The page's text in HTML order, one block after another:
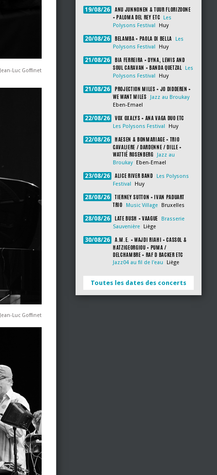
Luc Goffinet
Luc Goffinet
19/08/26
ANU JUNNONEN & TUUR FLORIZOONE
+ PALOMA DEL REY ETC
Les
Polysons Festival
Huy
20/08/26 BELAMBA + PAOLA DI BELLA
Les
Polysons Festival
Huy
21/08/26
BIA FERREIRA + DYNA, LEWIS AND
SOUL CARAVAN + BANDA QUETZAL
Les
Polysons Festival
Huy
21/08/26
PROJECTION MILES + JO DIDDEREN +
WE WANT MILES
Jazz au Broukay
Eben-Emael
22/08/26 VOX OXALYS + ANA VAGA DUO ETC
Les Polysons Festival Huy
22/08/26
HAESEN & BONMARIAGE + TRIO
CAVALIERE / DARDENNE / DILLE +
WATTIÉ ROSENBERG
Jazz au
Broukay
Eben-Emael
23/08/26 ALICE RIVER BAND
Les Polysons
Festival
Huy
28/08/26
TIERNEY SUTTON + IVAN PADUART
TRIO
Music Village Bruxelles
28/08/26 LATE BUSH + VAAGUE
Brasserie
Sauvenière
Liège
30/08/26
A.M.E. + WAJDI RIAHI + CASSOL &
HATZIGEORGIOU + PUMA /
DELCHAMBRE + RAF D BACKER ETC
Jazz04 au fil de l'eau Liège
Toutes les dates des concerts